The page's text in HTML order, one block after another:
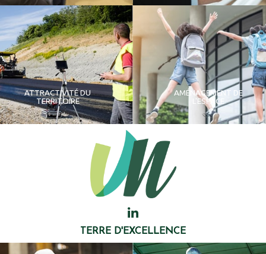
ATTRACTIVITÉ DU
TERRITOIRE
AMÉNAGEMENT DE
L'ESPACE
TERRE D'EXCELLENCE